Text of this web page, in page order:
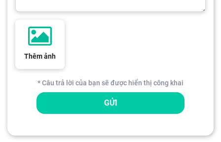
Thêm ảnh
* Câu trả lời của bạn sẽ được hiển thị công khai
GỬI